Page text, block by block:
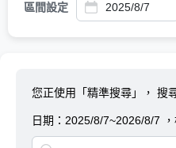
區間設定
您正使用「精準搜尋」， 搜
日期： 2025/8/7~2026/8/7